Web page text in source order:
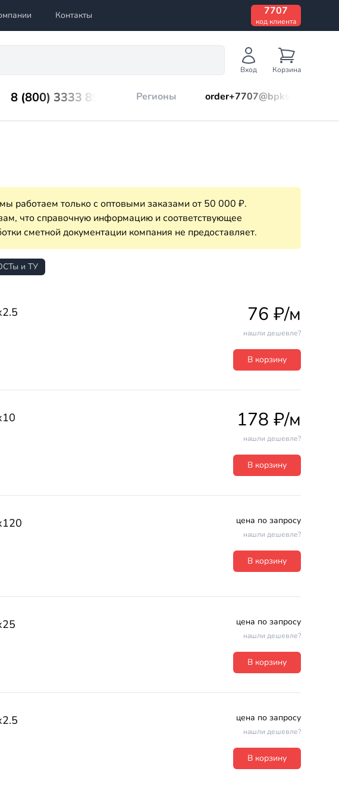
Контакты 7707
код клиента
Вход Корзина
8 (800) 3333 899 Регионы order+7707@bpks.ru
работаем только с оптовыми заказами от 50 000 ₽.
что справочную информацию и соответствующее
сметной документации компания не предоставляет.
и ТУ
76 ₽/м
нашли дешевле?
В корзину
178 ₽/м
нашли дешевле?
В корзину
цена по запросу
нашли дешевле?
В корзину
цена по запросу
нашли дешевле?
В корзину
цена по запросу
нашли дешевле?
В корзину